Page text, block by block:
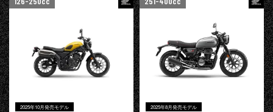
2025年10月発売モデル 2025年8月発売モデル